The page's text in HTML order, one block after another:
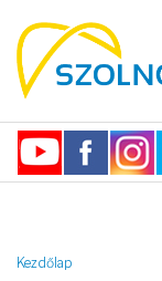
"2025-11-12
Kezdőlap